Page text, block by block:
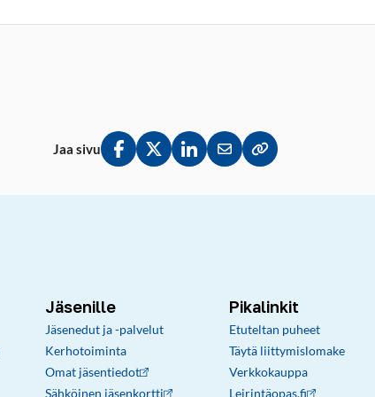
Jaa sivu
Jaa Facebookissa
Jaa Twitterissä
Jaa LinkedInissä
Jaa sähköpostitse
Kopioi linkki
Jäsenille
Jäsenedut ja -palvelut
Kerhotoiminta
Omat jäsentiedot
Sähköinen jäsenkortti
Pikalinkit
Etuteltan puheet
Täytä liittymislomake
Verkkokauppa
Leirintäopas.fi